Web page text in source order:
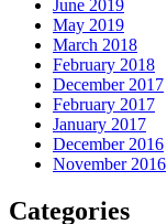
June 2019
May 2019
March 2018
February 2018
December 2017
February 2017
January 2017
December 2016
November 2016
Categories